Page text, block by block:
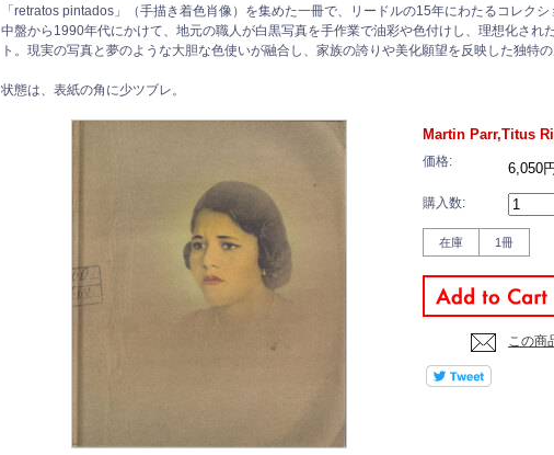
「retratos pintados」（手描き着色肖像）を集めた一冊で、リードルの15年にわたるコレク
中盤から1990年代にかけて、地元の職人が白黒写真を手作業で油彩や色付けし、理想化され
ト。現実の写真と夢のような大胆な色使いが融合し、家族の誇りや美化願望を反映した独特の
状態は、表紙の角に少ツブレ。
Martin Parr,Titus
価格: 6,050
購入数:
在庫 1冊
この商